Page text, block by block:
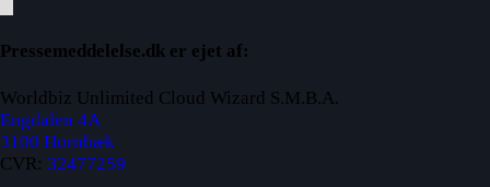
Pressemeddelelse.dk er ejet af:
Worldbiz Unlimited Cloud Wizard S.M.B.A.
Engdalen 4A
3100 Hornbæk
CVR: 32477259